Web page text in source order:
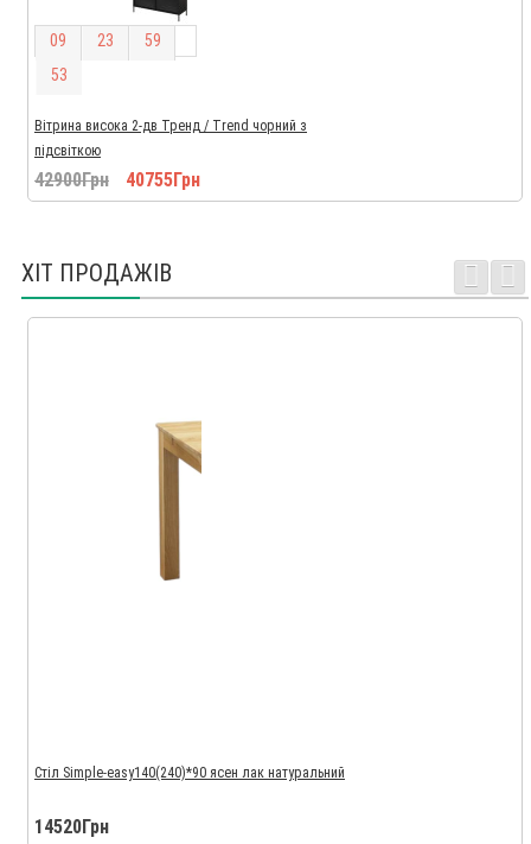
09 23 59
52
Вітрина висока 2-дв Тренд / Trend чорний з
підсвіткою
42900Грн 40755Грн
ХІТ ПРОДАЖІВ
Стіл Simple-easy140(240)*90 ясен лак натуральний
14520Грн